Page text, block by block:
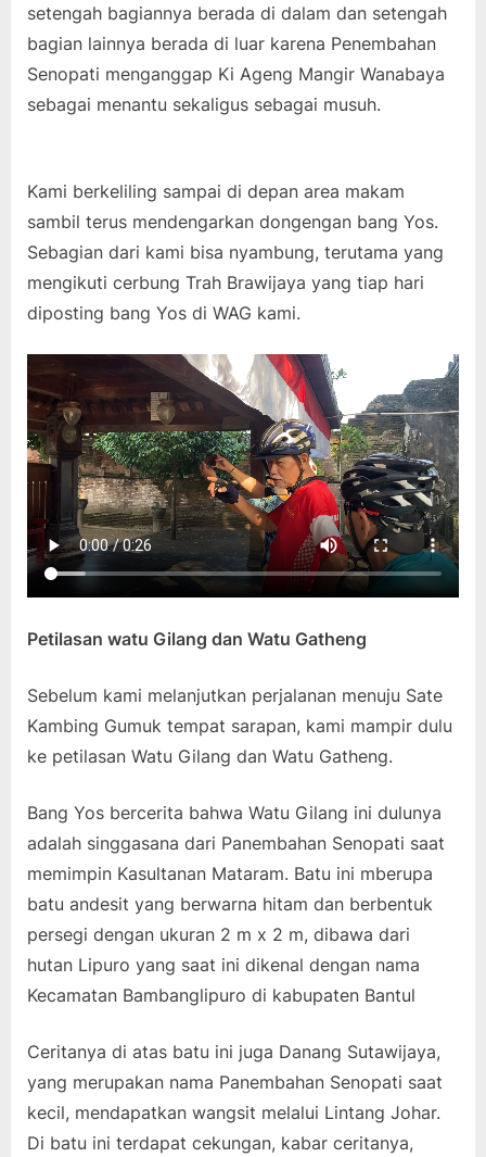
setengah bagiannya berada di dalam dan setengah
bagian lainnya berada di luar karena Penembahan
Senopati menganggap Ki Ageng Mangir Wanabaya
sebagai menantu sekaligus sebagai musuh.
Kami berkeliling sampai di depan area makam
sambil terus mendengarkan dongengan bang Yos.
Sebagian dari kami bisa nyambung, terutama yang
mengikuti cerbung Trah Brawijaya yang tiap hari
diposting bang Yos di WAG kami.
Petilasan watu Gilang dan Watu Gatheng
Sebelum kami melanjutkan perjalanan menuju Sate
Kambing Gumuk tempat sarapan, kami mampir dulu
ke petilasan Watu Gilang dan Watu Gatheng.
Bang Yos bercerita bahwa Watu Gilang ini dulunya
adalah singgasana dari Panembahan Senopati saat
memimpin Kasultanan Mataram. Batu ini mberupa
batu andesit yang berwarna hitam dan berbentuk
persegi dengan ukuran 2 m x 2 m, dibawa dari
hutan Lipuro yang saat ini dikenal dengan nama
Kecamatan Bambanglipuro di kabupaten Bantul
Ceritanya di atas batu ini juga Danang Sutawijaya,
yang merupakan nama Panembahan Senopati saat
kecil, mendapatkan wangsit melalui Lintang Johar.
Di batu ini terdapat cekungan, kabar ceritanya,